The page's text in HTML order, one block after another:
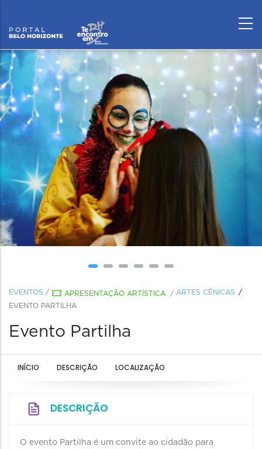
EVENTOS / APRESENTAÇÃO ARTÍSTICA / ARTES CÊNICAS
EVENTO PARTILHA
Evento Partilha
INÍCIO DESCRIÇÃO LOCALIZAÇÃO
DESCRIÇÃO
O evento Partilha é um convite ao cidadão para